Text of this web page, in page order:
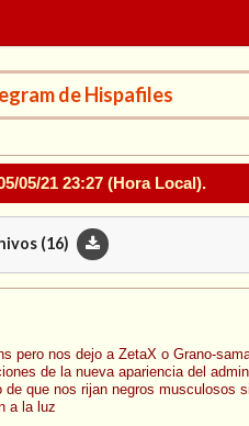
de Hispafiles
05/21 23:27 (Hora Local).
(16)
nos dejo a ZetaX o Grano-
de la nueva apariencia del
que nos rijan negros musculosos
a la luz